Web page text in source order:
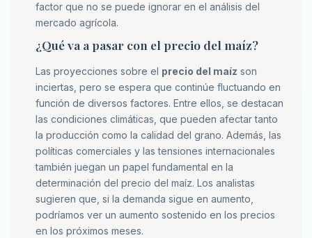
factor que no se puede ignorar en el análisis del
mercado agrícola.
¿Qué va a pasar con el precio del maíz?
Las proyecciones sobre el precio del maíz son
inciertas, pero se espera que continúe fluctuando en
función de diversos factores. Entre ellos, se destacan
las condiciones climáticas, que pueden afectar tanto
la producción como la calidad del grano. Además, las
políticas comerciales y las tensiones internacionales
también juegan un papel fundamental en la
determinación del precio del maíz. Los analistas
sugieren que, si la demanda sigue en aumento,
podríamos ver un aumento sostenido en los precios
en los próximos meses.